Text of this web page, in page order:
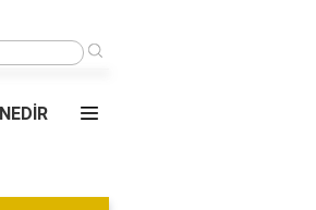
Km Uzaklıktadır?
NEDİR